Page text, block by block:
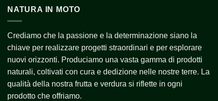
NATURA IN MOTO
Crediamo che la passione e la determinazione siano la
chiave per realizzare progetti straordinari e per esplorare
nuovi orizzonti. Produciamo una vasta gamma di prodotti
naturali, coltivati con cura e dedizione nelle nostre terre. La
qualità della nostra frutta e verdura si riflette in ogni
prodotto che offriamo.